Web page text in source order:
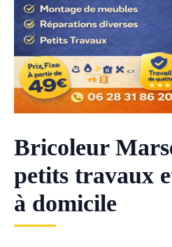
Bricoleur
petits travaux
à domicile